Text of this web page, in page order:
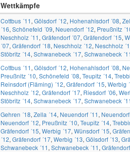
Wettkämpfe
Cottbus ´11 , Gölsdorf ´12, Hohenahlsdorf ´08,
´16, Schönefeld ´09, Neuendorf ´12, Preußnitz
Neschholz ´11 , Gräfendorf ´07, Gräfendorf ´15,
´07, Gräfendorf ´18, Neschholz ´12, Neschholz
Stöbritz ´14, Schwanebeck ´17, Schwanebeck ´11
Cottbus ´11 , Gölsdorf ´12, Hohenahlsdorf ´08,
Preußnitz ´10, Schönefeld ´08, Teupitz ´14,
Reinsdorf (Fläming) ´12, Gräfendorf ´15, Werbig
Neschholz ´12, Gräfendorf ´17, Riesdorf ´06,
Stöbritz ´14, Schwanebeck ´17, Schwanebeck ´11
Gehren ´18, Zella ´14, Neuendorf ´11 , Neuendorf
Neuendorf ´12, Preußnitz ´10, Teupitz ´14,
Gräfendorf ´15, Werbig ´17, Wünsdorf ´15,
´12, Gräfendorf ´17, Werbig ´13, Gölsdorf ´13,
Schwanebeck ´11 , Schwanebeck ´11 ,